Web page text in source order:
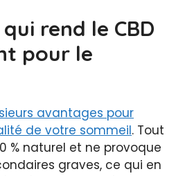
rend le CBD
pour le
avantages pour
de votre sommeil. Tout
% naturel et ne provoque
graves, ce qui en